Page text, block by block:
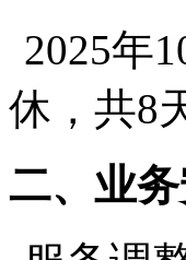
2025年
休，共8
二、业